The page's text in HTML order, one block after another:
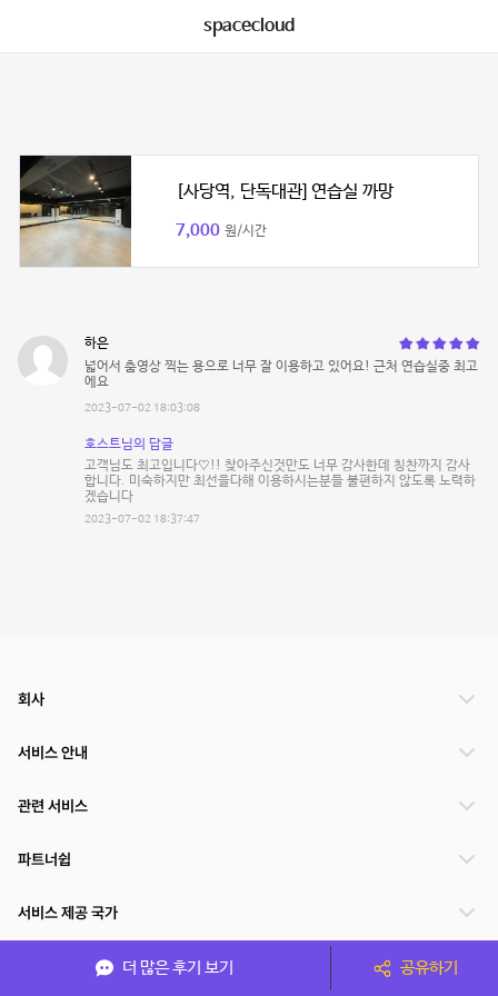
spacecloud
[사당역, 단독대관] 연습실 까망
7,000 원/시간
하은
넓어서 춤영상 찍는 용으로 너무 잘 이용하고 있어요! 근처 연습실중 최고
에요
2023-07-02 18:03:08
호스트님의 답글
고객님도 최고입니다♡!! 찾아주신것만도 너무 감사한데 칭찬까지 감사
합니다. 미숙하지만 최선을다해 이용하시는분들 불편하지 않도록 노력하
겠습니다
2023-07-02 18:37:47
더 많은 후기 보기 공유하기
회사
서비스 안내
관련 서비스
파트너쉽
서비스 제공 국가